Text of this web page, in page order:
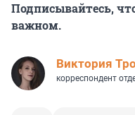
Подписывайтесь,
важном.
Виктория
корреспондент